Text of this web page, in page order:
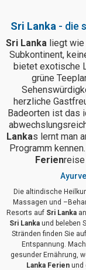
Sri Lanka - die
Sri Lanka liegt wie
Subkontinent,
bietet exotische
grüne
herzliche
Badeorten ist das
Lankas lernt man
Programm
Ferienreise
Die altindische
Massagen und
Resorts auf Sri Lanka
Sri Lankaund beleben
Stränden finden Sie auf
Entspannung.
gesunder Ernährung,
Lanka Ferienund